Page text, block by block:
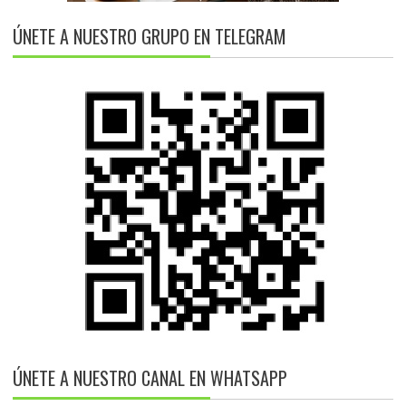
ÚNETE A NUESTRO GRUPO EN TELEGRAM
ÚNETE A NUESTRO CANAL EN WHATSAPP